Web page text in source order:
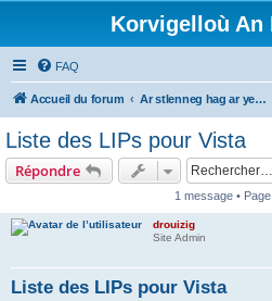
Korvigelloù An
FAQ
Accueil du forum Ar stlenneg hag ar yezhoù bihan er bed a-bezh
Liste des LIPs pour Vista
Répondre
1 message • Page
drouizig
Site Admin
Liste des LIPs pour Vista